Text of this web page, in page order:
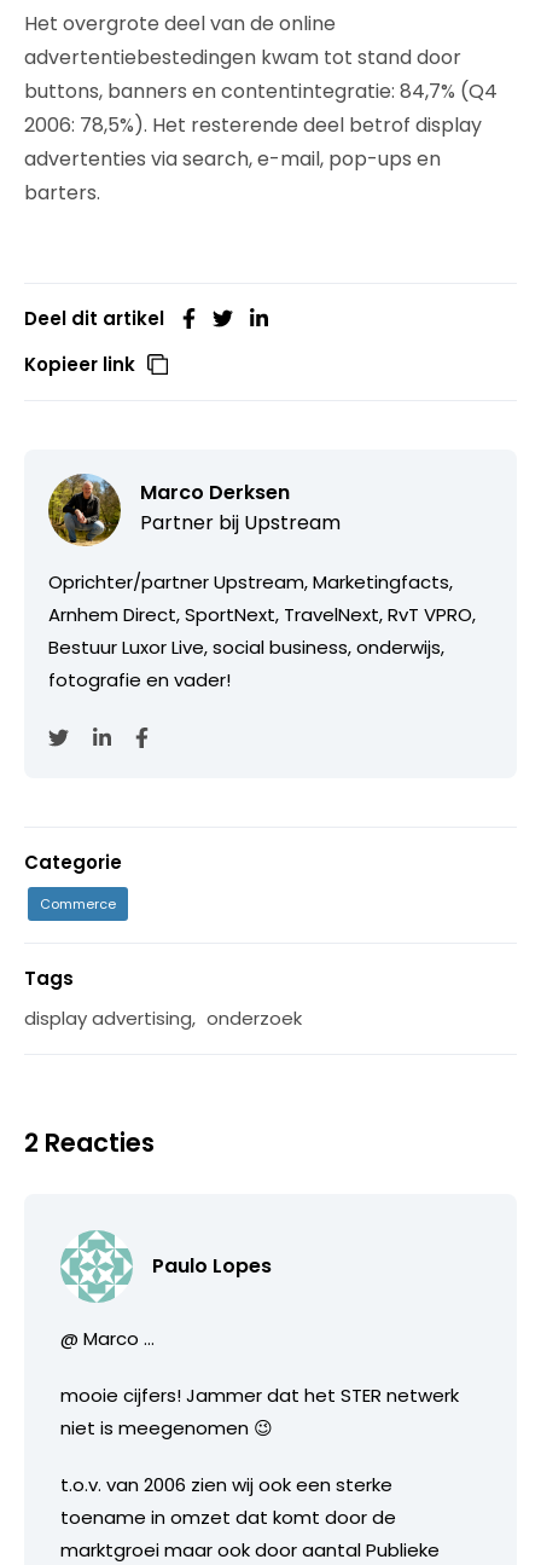
Het overgrote deel van de online
advertentiebestedingen kwam tot stand door
buttons, banners en contentintegratie: 84,7% (Q4
2006: 78,5%). Het resterende deel betrof display
advertenties via search, e-mail, pop-ups en
barters.
Deel dit artikel
Kopieer link
Marco Derksen
Partner bij Upstream
Oprichter/partner Upstream, Marketingfacts,
Arnhem Direct, SportNext, TravelNext, RvT VPRO,
Bestuur Luxor Live, social business, onderwijs,
fotografie en vader!
Categorie
Commerce
Tags
display advertising, onderzoek
2 Reacties
Paulo Lopes
@ Marco …
mooie cijfers! Jammer dat het STER netwerk
niet is meegenomen 😉
t.o.v. van 2006 zien wij ook een sterke
toename in omzet dat komt door de
marktgroei maar ook door aantal Publieke